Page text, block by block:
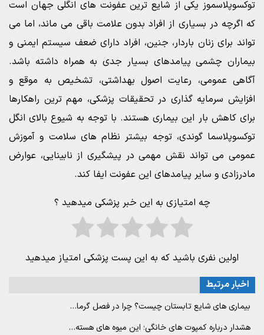
توکسوپلاسموز یکی از شایع ترین عفونت های انگلی جهان است
که اگرچه در بسیاری از افراد بدون علامت باقی می ماند، اما می
تواند برای زنان باردار، جنین، افراد دارای ضعف سیستم ایمنی و
بیماران چشمی پیامدهای بسیار جدی به همراه داشته باشد.
آگاهی عمومی، رعایت اصول بهداشتی، تشخیص به موقع و
افزایش سرمایه گذاری در تحقیقات پزشکی، مهم ترین راهکارها
برای کاهش بار این بیماری هستند. با توجه به شیوع بالای انگل
توکسوپلاسما گوندی، توجه بیشتر نظام های سلامت و آموزش
عمومی می تواند نقش مهمی در پیشگیری از نابینایی، عوارض
مادرزادی و سایر پیامدهای این عفونت ایفا کند.
چه امتیازی به این خبر پزشکی میدهید ؟
اولین نفری باشید که به این پست پزشکی امتیاز میدهید
اخبار مرتبط
بیماری های شایع تابستان چیست؟ چرا در فصل گرما…
هشدار درباره کمپوت های خانگی؛ این میوه های هسته…